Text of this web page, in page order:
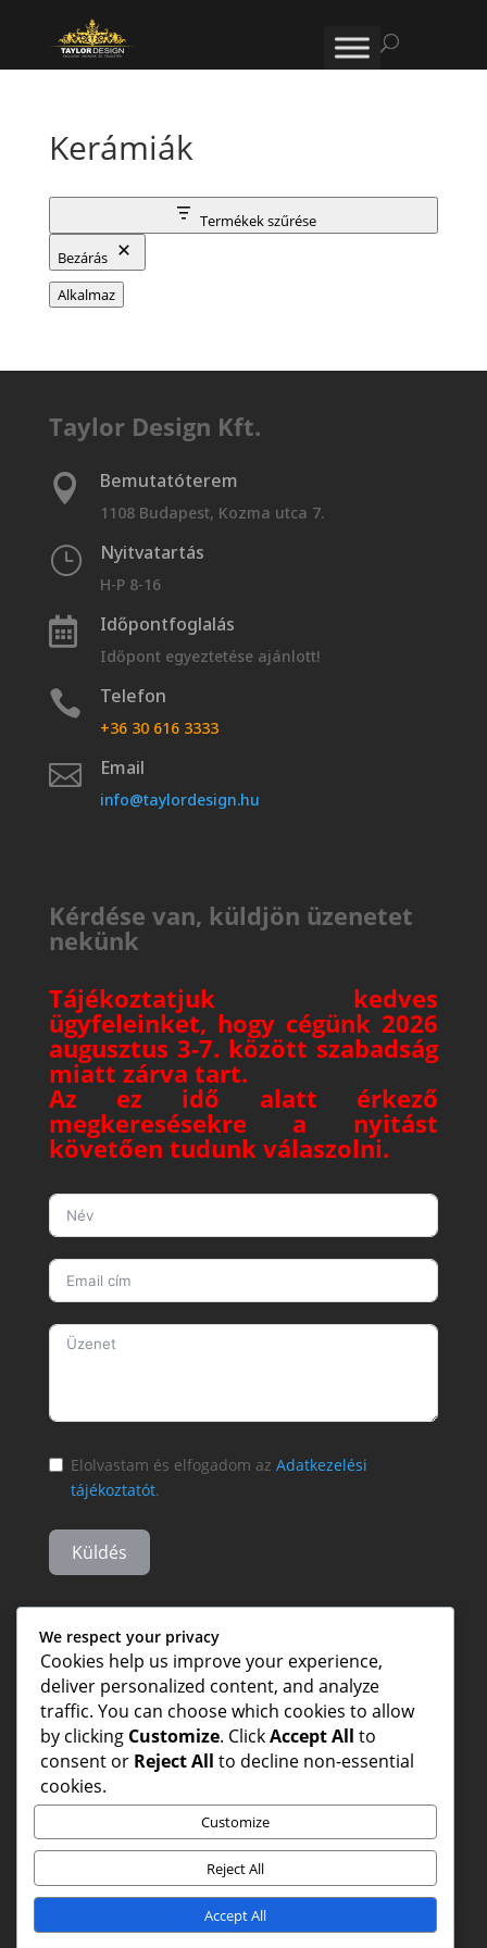
Kerámiák
Termékek szűrése
Bezárás
Alkalmaz
Taylor Design Kft.

Bemutatóterem
1108 Budapest, Kozma utca 7.
} Nyitvatartás
H-P 8-16
 Időpontfoglalás
Időpont egyeztetése ajánlott!
 Telefon
+36 30 616 3333
 Email
info@taylordesign.hu
Kérdése van, küldjön üzenetet
nekünk
Tájékoztatjuk kedves
ügyfeleinket, hogy cégünk 2026
augusztus 3-7. között szabadság
miatt zárva tart.
Az ez idő alatt érkező
megkeresésekre a nyitást
követően tudunk válaszolni.
Elolvastam és elfogadom az Adatkezelési
tájékoztatót.
Küldés
We respect your privacy
Cookies help us improve your experience,
deliver personalized content, and analyze
traffic. You can choose which cookies to allow
by clicking Customize. ClickAccept All to
consent or Reject All to decline non-essential
cookies.
Customize
Reject All
Accept All